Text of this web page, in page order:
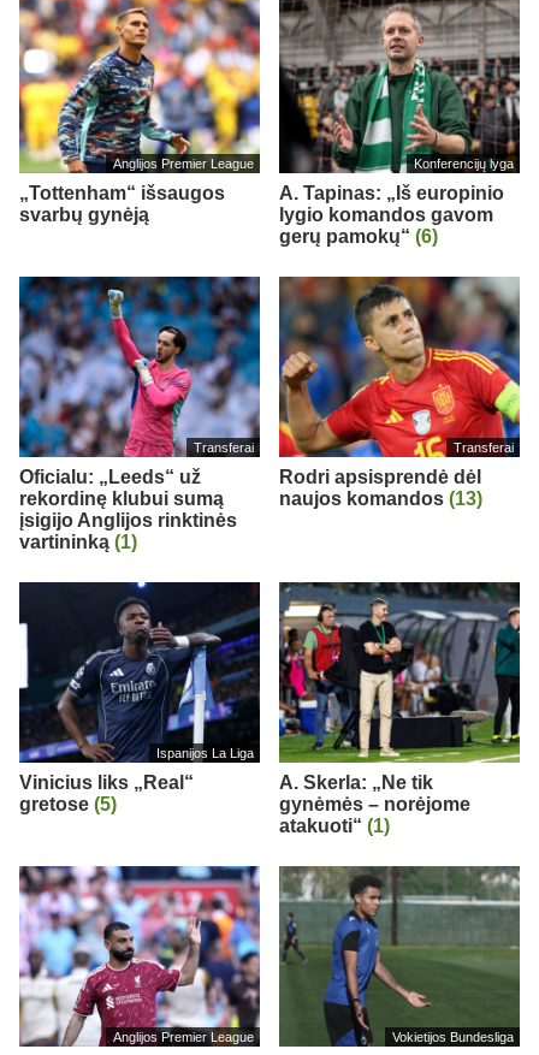
Anglijos Premier League
„Tottenham“ išsaugos
svarbų gynėją
Konferencijų lyga
A. Tapinas: „Iš europinio
lygio komandos gavom
gerų pamokų“ (6)
Transferai
Oficialu: „Leeds“ už
rekordinę klubui sumą
įsigijo Anglijos rinktinės
vartininką (1)
Transferai
Rodri apsisprendė dėl
naujos komandos (13)
Ispanijos La Liga
Vinicius liks „Real“
gretose (5)
A. Skerla: „Ne tik
gynėmės – norėjome
atakuoti“ (1)
Anglijos Premier League Vokietijos Bundesliga